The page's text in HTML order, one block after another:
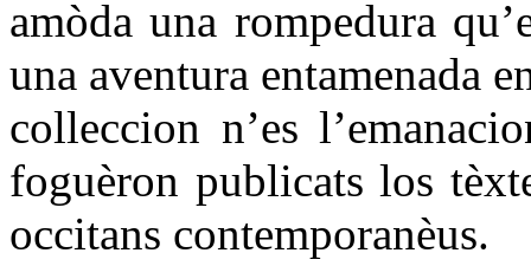
amòda una rompedura
una aventura entamenada
colleccion n’es
foguèron publicats los
occitans contemporanèus.